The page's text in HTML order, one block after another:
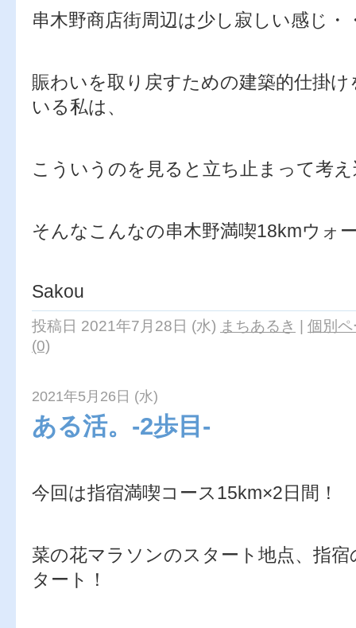
串木野商店街周辺は少し寂しい感じ・
賑わいを取り戻すための建築的仕掛
いる私は、
こういうのを見ると立ち止まって考
そんなこんなの串木野満喫18kmウォ
Sakou
投稿日 2021年7月28日 (水) まちあるき | 個別
(0)
2021年5月26日 (水)
ある活。-2歩目-
今回は指宿満喫コース15km×2日間！
菜の花マラソンのスタート地点、指
タート！